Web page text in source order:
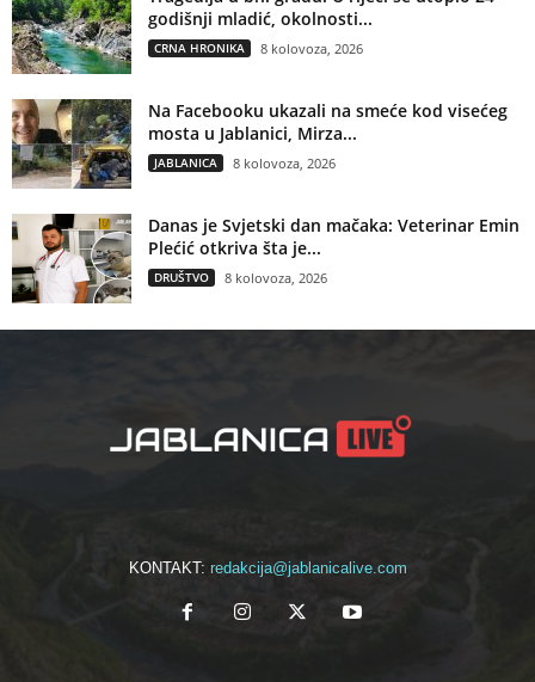
godišnji mladić, okolnosti...
CRNA HRONIKA 8 kolovoza, 2026
Na Facebooku ukazali na smeće kod visećeg
mosta u Jablanici, Mirza...
JABLANICA 8 kolovoza, 2026
Danas je Svjetski dan mačaka: Veterinar Emin
Plećić otkriva šta je...
DRUŠTVO 8 kolovoza, 2026
KONTAKT: redakcija@jablanicalive.com